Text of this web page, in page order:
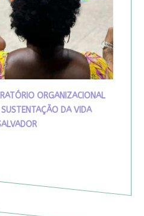
ORGANIZACIONAL
DA VIDA